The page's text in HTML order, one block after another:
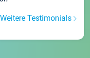
Weitere Testimonials